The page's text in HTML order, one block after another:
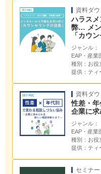
資料ダ
ハラス
弊… メン
「カウ
ジャンル：
EAP・産業
種別： お役
提供： ティ
資料ダ
性差・年
企業に
ジャンル：
EAP・産業
種別： お役
提供： ティ
セミナー